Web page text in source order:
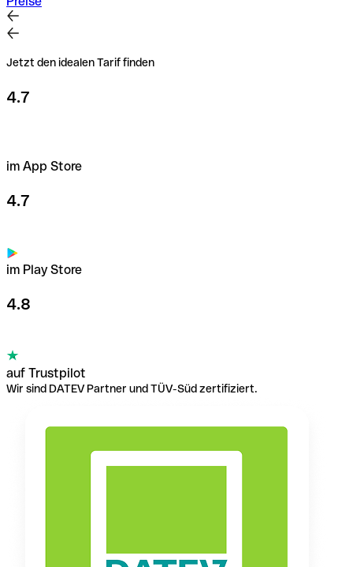
Jetzt den idealen Tarif finden
4.7
im App Store
4.7
im Play Store
4.8
auf Trustpilot
Wir sind DATEV Partner und TÜV-Süd zertifiziert.